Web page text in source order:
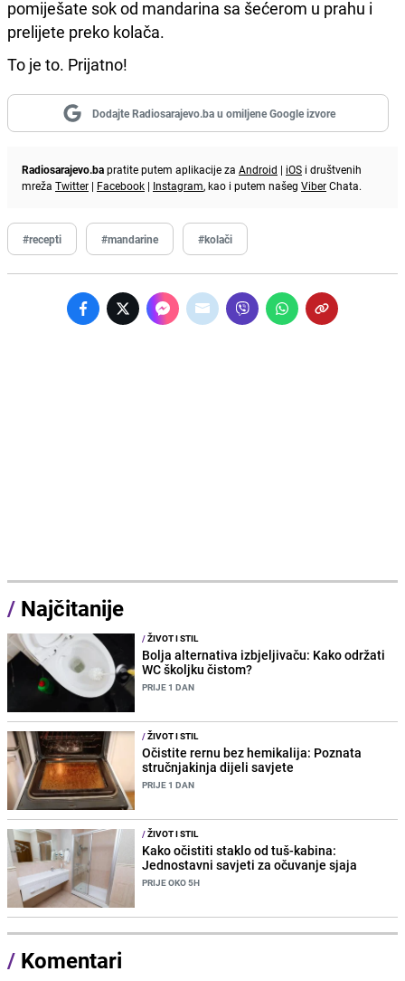
pomiješate sok od mandarina sa šećerom u prahu i
prelijete preko kolača.
To je to. Prijatno!
Dodajte Radiosarajevo.ba u omiljene Google izvore
Radiosarajevo.bapratite putem aplikacije za Android | iOS i društvenih
mreža Twitter | Facebook | Instagram, kao i putem našeg ViberChata.
#recepti #mandarine #kolači
/ Najčitanije
/ŽIVOT I STIL
Bolja alternativa izbjeljivaču: Kako održati
WC školjku čistom?
PRIJE 1 DAN
/ŽIVOT I STIL
Očistite rernu bez hemikalija: Poznata
stručnjakinja dijeli savjete
PRIJE 1 DAN
/ŽIVOT I STIL
Kako očistiti staklo od tuš-kabina:
Jednostavni savjeti za očuvanje sjaja
PRIJE OKO 5H
/ Komentari